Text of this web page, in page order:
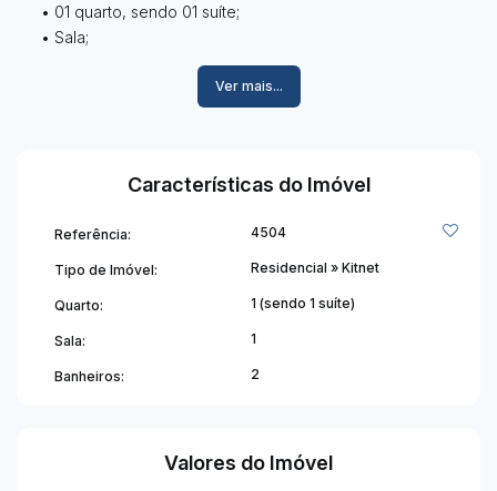
• 01 quarto, sendo 01 suíte;
• Sala;
• Prédio sem elevador;
água e despesas do condomínio.
deseja morar com comodidade. Entre em contato para mais
informações ou agende uma visita! ✨
Ver mais...
Características do Imóvel
Referência: 4504
Tipo de Imóvel: Residencial » Kitnet
Quarto: 1 (sendo 1 suíte)
Sala: 1
Banheiros: 2
Valores do Imóvel